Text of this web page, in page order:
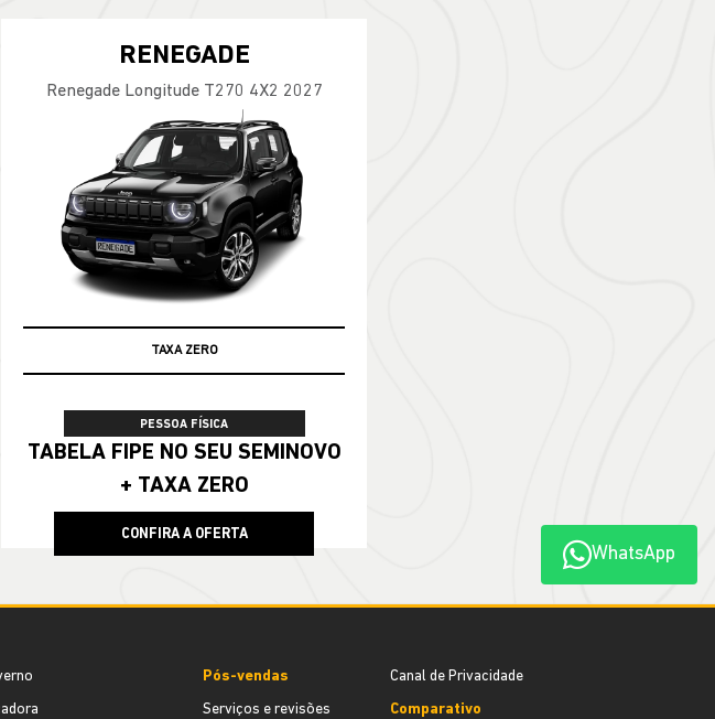
RENEGADE
Renegade Longitude T270 4X2 2027
TAXA ZERO
PESSOA FÍSICA
TABELA FIPE NO SEU SEMINOVO
+ TAXA ZERO
CONFIRA A OFERTA
WhatsApp
Pós-vendas
Serviços e revisões
Canal de Privacidade
Comparativo